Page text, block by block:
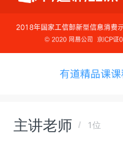
主讲老师 1位